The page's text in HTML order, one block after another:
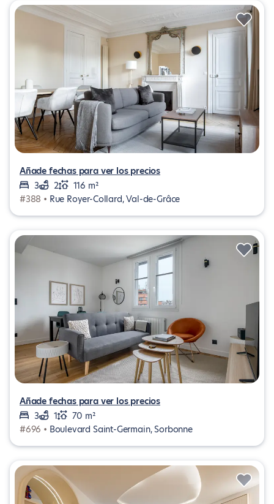
Añade fechas para ver los precios
3
2
116 m²
#388 • Rue Royer-Collard, Val-de-Grâce
Añade fechas para ver los precios
3
1
70 m²
#696 • Boulevard Saint-Germain, Sorbonne